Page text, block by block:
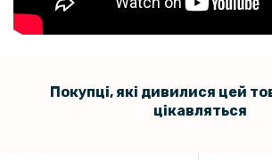
Покупці, які дивилися цей
цікавляться